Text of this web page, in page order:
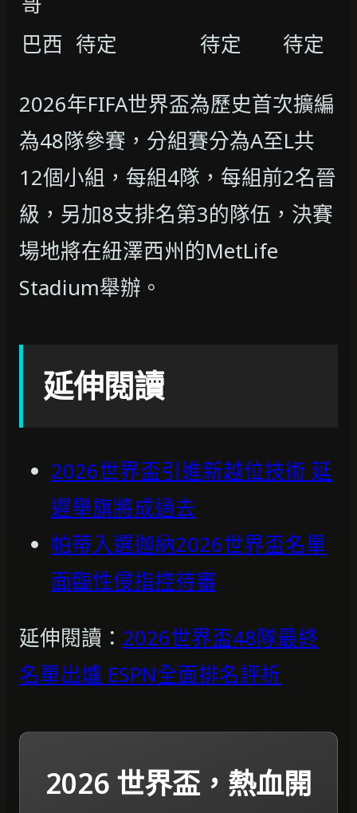
巴西 待定 待定 待定
2026年FIFA世界盃為歷史首次擴編
為48隊參賽，分組賽分為A至L共
12個小組，每組4隊，每組前2名晉
級，另加8支排名第3的隊伍，決賽
場地將在紐澤西州的MetLife
Stadium舉辦。
延伸閱讀
2026世界盃引進新越位技術 延
遲舉旗將成過去
帕蒂入選迦納2026世界盃名單
面臨性侵指控待審
延伸閱讀： 2026世界盃48隊最終
名單出爐 ESPN全面排名評析
2026 世界盃，熱血開